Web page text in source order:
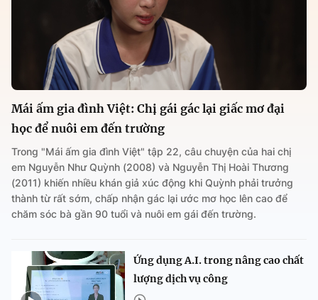
Mái ấm gia đình Việt: Chị gái gác lại giấc mơ đại
học để nuôi em đến trường
Trong "Mái ấm gia đình Việt" tập 22, câu chuyện của hai chị
em Nguyễn Như Quỳnh (2008) và Nguyễn Thị Hoài Thương
(2011) khiến nhiều khán giả xúc động khi Quỳnh phải trưởng
thành từ rất sớm, chấp nhận gác lại ước mơ học lên cao để
chăm sóc bà gần 90 tuổi và nuôi em gái đến trường.
Ứng dụng A.I. trong nâng cao chất
lượng dịch vụ công